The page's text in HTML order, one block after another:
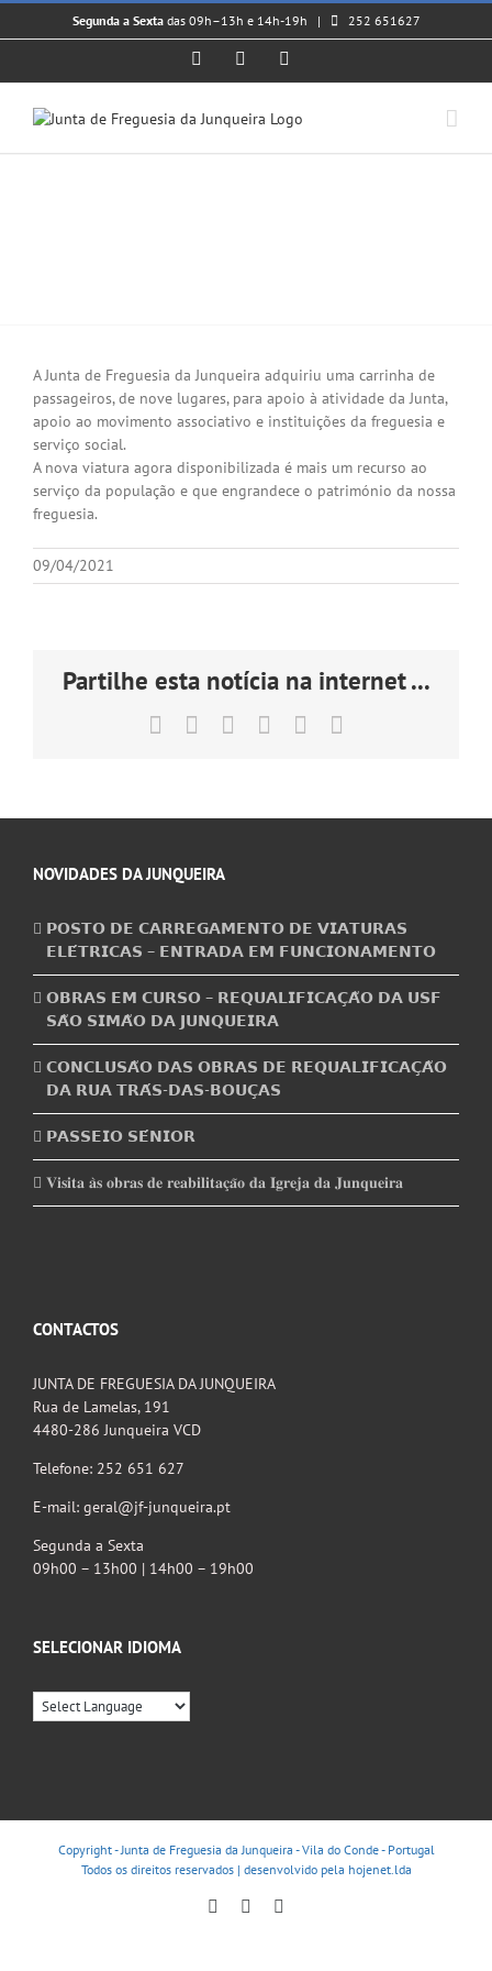
Skip
Segunda a Sextadas 09h–13h e 14h-19h | 252 651627
FacebookInstagram
A Junta de Freguesia da Junqueira adquiriu uma carrinha de
passageiros, de nove lugares, para apoio à atividade da Junta,
apoio ao movimento associativo e instituições da freguesia e
serviço social.
A nova viatura agora disponibilizada é mais um recurso ao
serviço da população e que engrandece o património da nossa
freguesia.
09/04/2021
Partilhe esta notícia na internet ...
Facebook LinkedInTumblrPinterest
publicado)
NOVIDADES DA JUNQUEIRA
𝗣𝗢𝗦𝗧𝗢 𝗗𝗘 𝗖𝗔𝗥𝗥𝗘𝗚𝗔𝗠𝗘𝗡𝗧𝗢 𝗗𝗘 𝗩𝗜𝗔𝗧𝗨𝗥𝗔𝗦
𝗘𝗟𝗘́𝗧𝗥𝗜𝗖𝗔𝗦 – 𝗘𝗡𝗧𝗥𝗔𝗗𝗔 𝗘𝗠 𝗙𝗨𝗡𝗖𝗜𝗢𝗡𝗔𝗠𝗘𝗡𝗧𝗢
𝗢𝗕𝗥𝗔𝗦 𝗘𝗠 𝗖𝗨𝗥𝗦𝗢 – 𝗥𝗘𝗤𝗨𝗔𝗟𝗜𝗙𝗜𝗖𝗔𝗖̧𝗔̃𝗢 𝗗𝗔 𝗨𝗦𝗙
𝗦𝗔̃𝗢 𝗦𝗜𝗠𝗔̃𝗢 𝗗𝗔 𝗝𝗨𝗡𝗤𝗨𝗘𝗜𝗥𝗔
𝗖𝗢𝗡𝗖𝗟𝗨𝗦𝗔̃𝗢 𝗗𝗔𝗦 𝗢𝗕𝗥𝗔𝗦 𝗗𝗘 𝗥𝗘𝗤𝗨𝗔𝗟𝗜𝗙𝗜𝗖𝗔𝗖̧𝗔̃𝗢
𝗗𝗔 𝗥𝗨𝗔 𝗧𝗥𝗔́𝗦-𝗗𝗔𝗦-𝗕𝗢𝗨𝗖̧𝗔𝗦
𝗣𝗔𝗦𝗦𝗘𝗜𝗢 𝗦𝗘́𝗡𝗜𝗢𝗥
𝐕𝐢𝐬𝐢𝐭𝐚 𝐚̀𝐬 𝐨𝐛𝐫𝐚𝐬 𝐝𝐞 𝐫𝐞𝐚𝐛𝐢𝐥𝐢𝐭𝐚𝐜̧𝐚̃𝐨 𝐝𝐚 𝐈𝐠𝐫𝐞𝐣𝐚 𝐝𝐚 𝐉𝐮𝐧𝐪𝐮𝐞𝐢𝐫𝐚
CONTACTOS
JUNTA DE FREGUESIA DA JUNQUEIRA
Rua de Lamelas, 191
4480-286 Junqueira VCD
Telefone: 252 651 627
E-mail: geral@jf-junqueira.pt
Segunda a Sexta
09h00 – 13h00 | 14h00 – 19h00
SELECIONAR IDIOMA
Copyright - Junta de Freguesia da Junqueira - Vila do Conde - Portugal
Todos os direitos reservados | desenvolvido pela hojenet.lda
FacebookInstagram